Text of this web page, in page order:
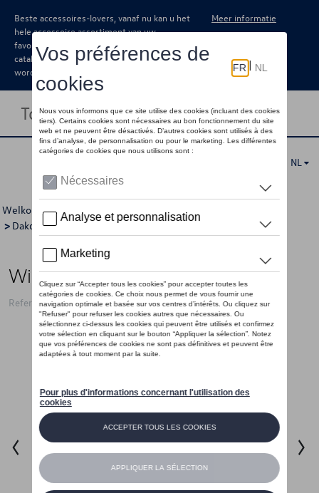
Beste accessoires-lovers, vanaf nu kan u het
hele accessoire assortiment van uw
favoriete merk terugvinden in de online
catalogus. Deze kunnen steeds besteld
worden via uw dealer.
Meer informatie
Toggle navigation
NL
Welkom >Catalogus Volkswagen > Transport
> Dakdragers > Detail
Wingbar EVO 118
Referentie: THU711200